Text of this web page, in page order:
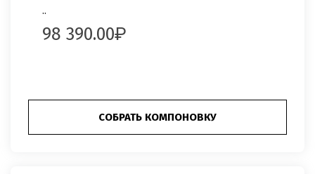
..
98 390.00
СОБРАТЬ КОМПОНОВКУ